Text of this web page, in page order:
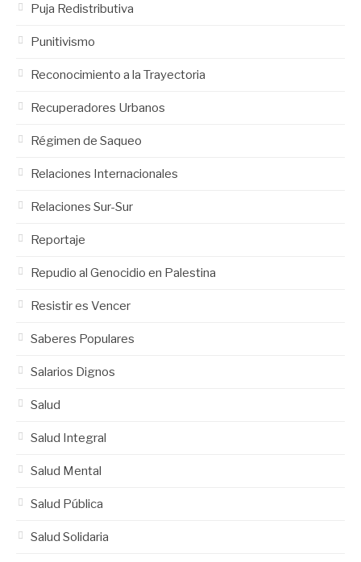
Puja Redistributiva
Punitivismo
Reconocimiento a la Trayectoria
Recuperadores Urbanos
Régimen de Saqueo
Relaciones Internacionales
Relaciones Sur-Sur
Reportaje
Repudio al Genocidio en Palestina
Resistir es Vencer
Saberes Populares
Salarios Dignos
Salud
Salud Integral
Salud Mental
Salud Pública
Salud Solidaria